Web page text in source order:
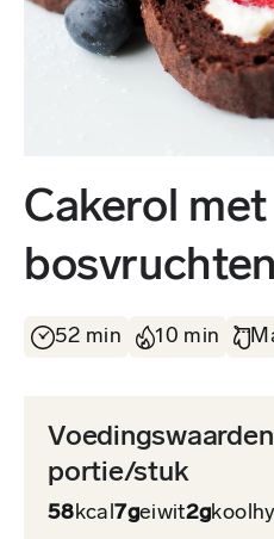
Cakerol met
bosvruchten
52 min 10 min
Voedingswaarden
portie/stuk
58kcal7geiwit2g